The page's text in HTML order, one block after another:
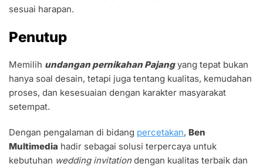
sesuai harapan.
Penutup
Memilih undangan pernikahan Pajangyang tepat bukan
hanya soal desain, tetapi juga tentang kualitas, kemudahan
proses, dan kesesuaian dengan karakter masyarakat
setempat.
Dengan pengalaman di bidang percetakan, Ben
Multimedia hadir sebagai solusi terpercaya untuk
kebutuhan wedding invitation dengan kualitas terbaik dan